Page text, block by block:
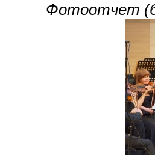
Фотоотчет